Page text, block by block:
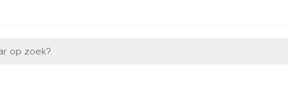
op zoek?